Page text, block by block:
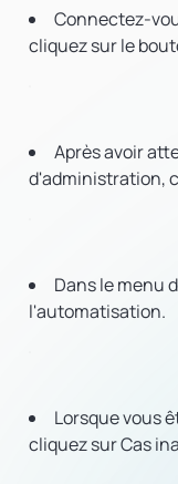
Connectez-
cliquez sur le
Après avoir
d'administration,
Dans le menu
l'automatisation.
Lorsque vous
cliquez sur Cas